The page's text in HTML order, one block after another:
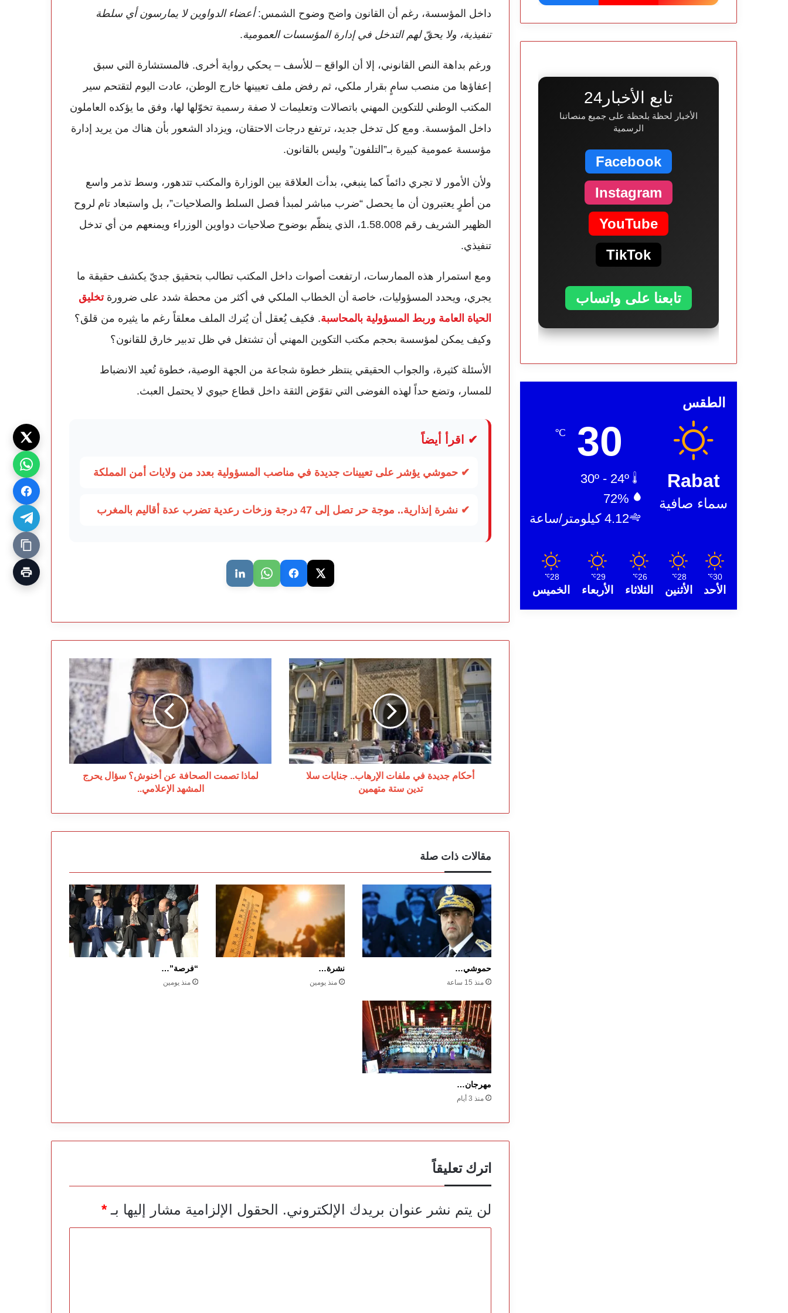
داخل المؤسسة، رغم أن القانون واضح وضوح الشمس:أعضاء الدواوين لا يمارسون أي سلطة
تنفيذية، ولا يحقّ لهم التدخل في إدارة المؤسسات العمومية.
ورغم بداهة النص القانوني، إلا أن الواقع – للأسف – يحكي رواية أخرى. فالمستشارة التي سبق
إعفاؤها من منصب سامٍ بقرار ملكي، ثم رفض ملف تعيينها خارج الوطن، عادت اليوم لتقتحم سير
المكتب الوطني للتكوين المهني باتصالات وتعليمات لا صفة رسمية تخوّلها لها، وفق ما يؤكده العاملون
داخل المؤسسة. ومع كل تدخل جديد، ترتفع درجات الاحتقان، ويزداد الشعور بأن هناك من يريد إدارة
مؤسسة عمومية كبيرة بـ”التلفون” وليس بالقانون.
ولأن الأمور لا تجري دائماً كما ينبغي، بدأت العلاقة بين الوزارة والمكتب تتدهور، وسط تذمر واسع
من أطرٍ يعتبرون أن ما يحصل “ضرب مباشر لمبدأ فصل السلط والصلاحيات”، بل واستبعاد تام لروح
الظهير الشريف رقم 1.58.008، الذي ينظّم بوضوح صلاحيات دواوين الوزراء ويمنعهم من أي تدخل
تنفيذي.
ومع استمرار هذه الممارسات، ارتفعت أصوات داخل المكتب تطالب بتحقيق جديّ يكشف حقيقة ما
يجري، ويحدد المسؤوليات، خاصة أن الخطاب الملكي في أكثر من محطة شدد على ضرورةتخليق
الحياة العامة وربط المسؤولية بالمحاسبة. فكيف يُعقل أن يُترك الملف معلقاً رغم ما يثيره من قلق؟
وكيف يمكن لمؤسسة بحجم مكتب التكوين المهني أن تشتغل في ظل تدبير خارق للقانون؟
الأسئلة كثيرة، والجواب الحقيقي ينتظر خطوة شجاعة من الجهة الوصية، خطوة تُعيد الانضباط
للمسار، وتضع حداً لهذه الفوضى التي تقوّض الثقة داخل قطاع حيوي لا يحتمل العبث.
✔ اقرأ أيضاً
✔ حموشي يؤشر على تعيينات جديدة في مناصب المسؤولية بعدد من ولايات أمن المملكة
✔ نشرة إنذارية.. موجة حر تصل إلى 47 درجة وزخات رعدية تضرب عدة أقاليم بالمغرب
أحكام
جديدة
في
ملفات
الإرهاب..
جنايات
سلا
تدين
ستة
متهمين
أحكام جديدة في ملفات الإرهاب.. جنايات سلا
تدين ستة متهمين
أخنوش؟
المشهد
الإعلامي..
لماذا تصمت الصحافة عن أخنوش؟ سؤال يحرج
المشهد الإعلامي..
مقالات ذات صلة
حموشي…
منذ 15 ساعة
نشرة…
منذ يومين
“فرصة”…
منذ يومين
مهرجان…
منذ 3 أيام
اترك تعليقاً
لن يتم نشر عنوان بريدك الإلكتروني. الحقول الإلزامية مشار إليها بـ*
تابع الأخبار24
الأخبار لحظة بلحظة على جميع منصاتنا
الرسمية
Facebook
Instagram
YouTube
TikTok
تابعنا على واتساب
الطقس
Rabat
سماء صافية
30
℃
72%
4.12 كيلومتر/ساعة
30
℃
الأحد
28
℃
الأثنين
26
℃
الثلاثاء
29
℃
الأربعاء
28
℃
الخميس